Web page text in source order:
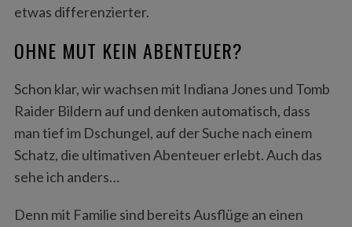
etwas differenzierter.
OHNE MUT KEIN ABENTEUER?
Schon klar, wir wachsen mit Indiana Jones und Tomb
Raider Bildern auf und denken automatisch, dass
man tief im Dschungel, auf der Suche nach einem
Schatz, die ultimativen Abenteuer erlebt. Auch das
sehe ich anders…
Denn mit Familie sind bereits Ausflüge an einen